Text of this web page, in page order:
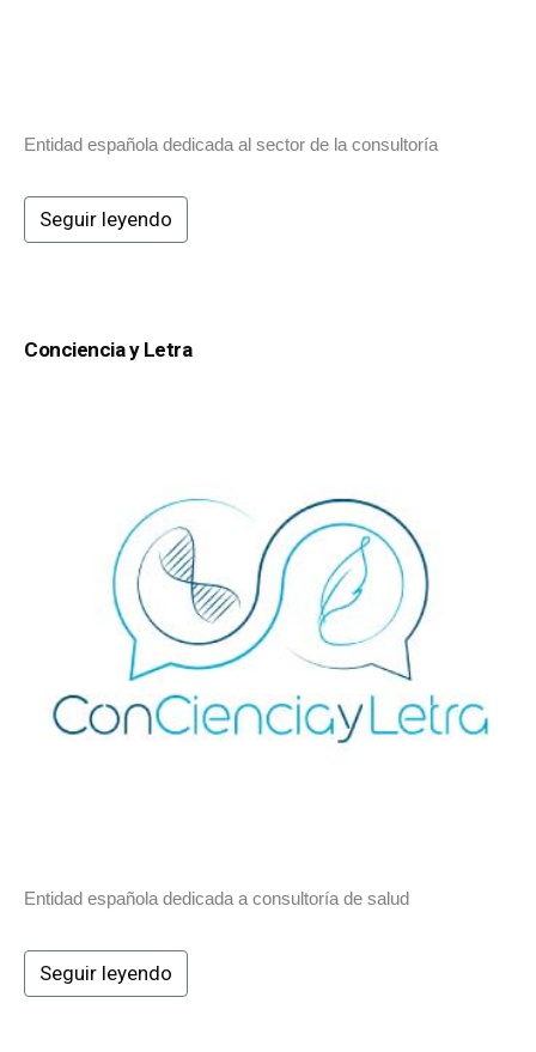
Entidad española dedicada al sector de la consultoría
Seguir leyendo
Conciencia y Letra
Entidad española dedicada a consultoría de salud
Seguir leyendo